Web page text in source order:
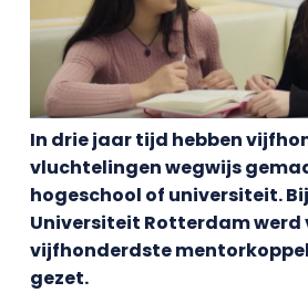
In drie jaar tijd hebben
vluchtelingen wegwijs
hogeschool of universiteit.
Universiteit Rotterdam
vijfhonderdste
gezet.